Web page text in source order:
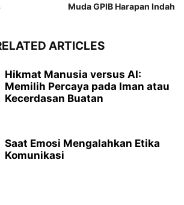
Muda GPIB Harapan Indah
ARTICLES
Hikmat Manusia versus AI:
Memilih Percaya pada Iman atau
Kecerdasan Buatan
Saat Emosi Mengalahkan Etika
Komunikasi